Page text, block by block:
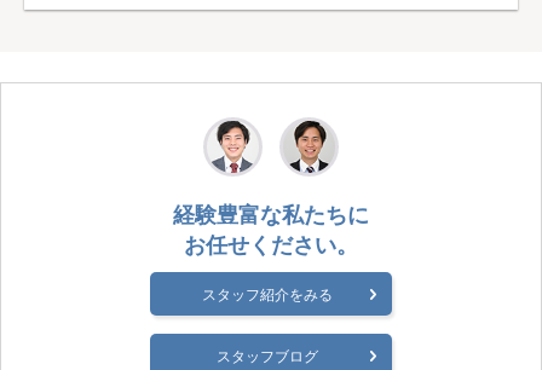
経験豊富な私たちに
お任せください。
スタッフ紹介をみる
スタッフブログ